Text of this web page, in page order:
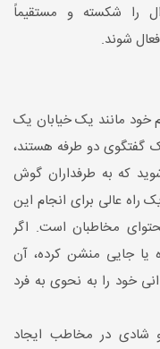
را شکسته و مستقیماً
شوند.
خود مانند یک خیابان یک
گفتگوی دو طرفه هستند،
که به طرفداران گوش
راه عالی برای انجام این
مخاطبان است. اگر
یا جایی منشن کرده، آن
خود را به نحوی به فرد
شادی در مخاطب ایجاد